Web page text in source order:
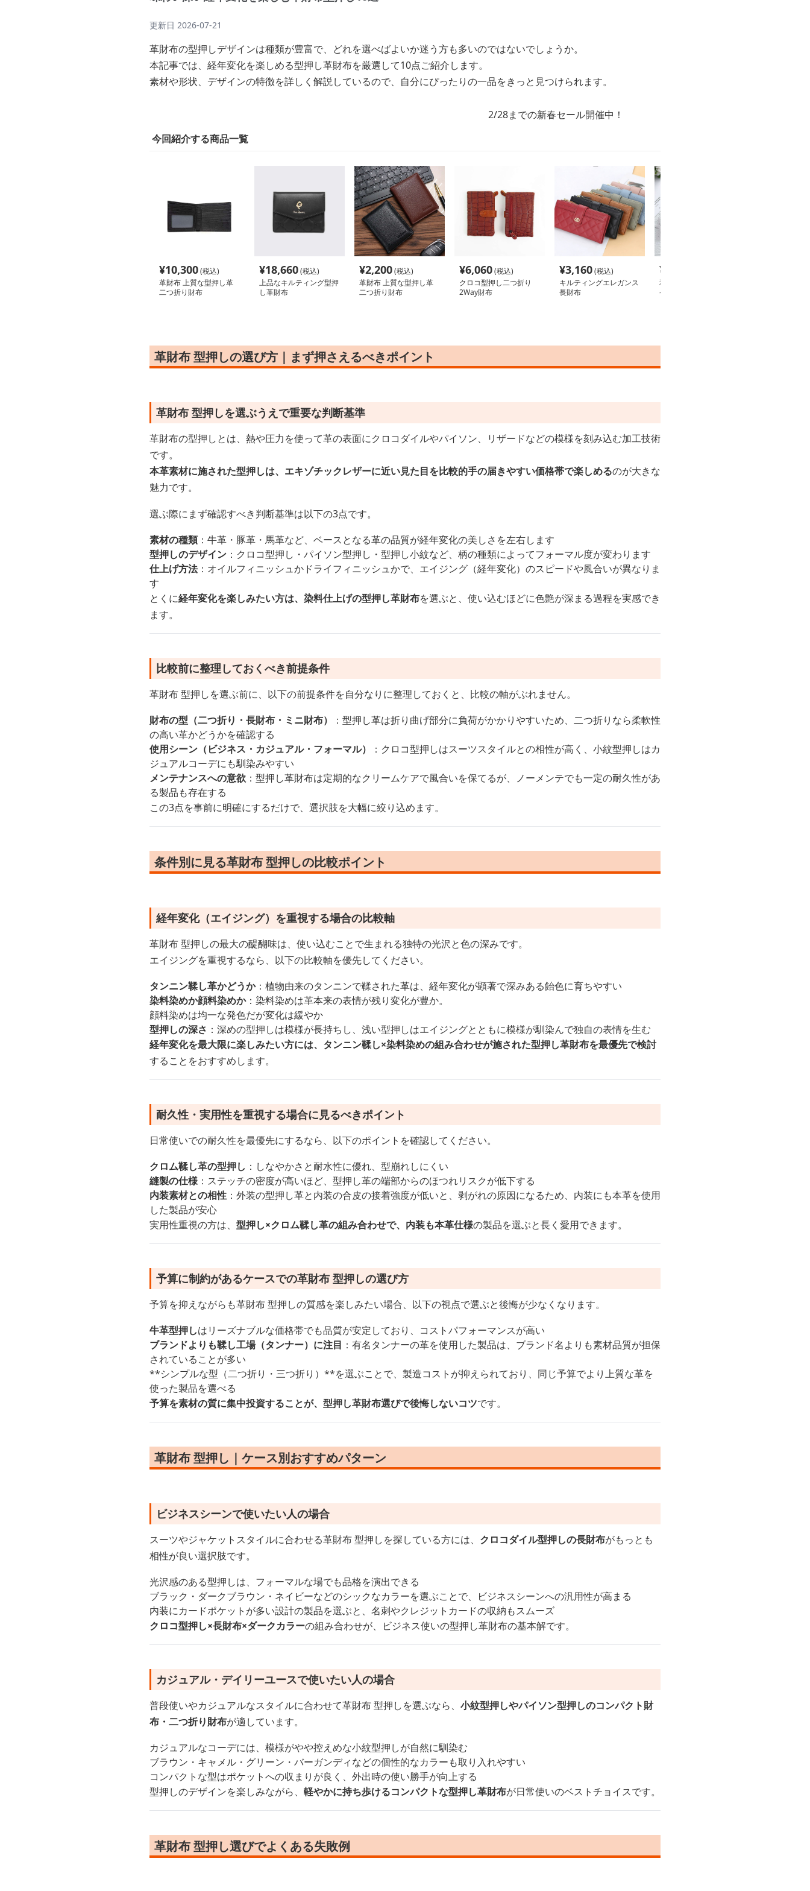
更新日 2026-07-21
革財布の型押しデザインは種類が豊富で、どれを選べばよいか迷う方も多いのではないでしょうか。
本記事では、経年変化を楽しめる型押し革財布を厳選して10点ご紹介します。
素材や形状、デザインの特徴を詳しく解説しているので、自分にぴったりの一品をきっと見つけられます。
2/28までの新春セール開催中！
今回紹介する商品一覧
¥10,300(税込)
革財布 上質な型押し革
二つ折り財布
¥18,660(税込)
上品なキルティング型押
し革財布
¥2,200(税込)
革財布 上質な型押し革
二つ折り財布
¥6,060(税込)
クロコ型押し二つ折り
2Way財布
¥3,160(税込)
キルティングエレガンス
長財布
¥
和紙風型押し革 コイン
ケース
革財布 型押しの選び方｜まず押さえるべきポイント
革財布 型押しを選ぶうえで重要な判断基準
革財布の型押しとは、熱や圧力を使って革の表面にクロコダイルやパイソン、リザードなどの模様を刻み込む加工技術
です。
本革素材に施された型押しは、エキゾチックレザーに近い見た目を比較的手の届きやすい価格帯で楽しめるのが大きな
魅力です。
選ぶ際にまず確認すべき判断基準は以下の3点です。
素材の種類：牛革・豚革・馬革など、ベースとなる革の品質が経年変化の美しさを左右します
型押しのデザイン ：クロコ型押し・パイソン型押し・型押し小紋など、柄の種類によってフォーマル度が変わります
仕上げ方法：オイルフィニッシュかドライフィニッシュかで、エイジング（経年変化）のスピードや風合いが異なりま
す
とくに経年変化を楽しみたい方は、染料仕上げの型押し革財布を選ぶと、使い込むほどに色艶が深まる過程を実感でき
ます。
比較前に整理しておくべき前提条件
革財布 型押しを選ぶ前に、以下の前提条件を自分なりに整理しておくと、比較の軸がぶれません。
財布の型（二つ折り・長財布・ミニ財布）
：型押し革は折り曲げ部分に負荷がかかりやすいため、二つ折りなら柔軟性
の高い革かどうかを確認する
使用シーン（ビジネス・カジュアル・フォーマル）
：クロコ型押しはスーツスタイルとの相性が高く、小紋型押しはカ
ジュアルコーデにも馴染みやすい
メンテナンスへの意欲 ：型押し革財布は定期的なクリームケアで風合いを保てるが、ノーメンテでも一定の耐久性があ
る製品も存在する
この3点を事前に明確にするだけで、選択肢を大幅に絞り込めます。
条件別に見る革財布 型押しの比較ポイント
経年変化（エイジング）を重視する場合の比較軸
革財布 型押しの最大の醍醐味は、使い込むことで生まれる独特の光沢と色の深みです。
エイジングを重視するなら、以下の比較軸を優先してください。
タンニン鞣し革かどうか：植物由来のタンニンで鞣された革は、経年変化が顕著で深みある飴色に育ちやすい
染料染めか顔料染めか：染料染めは革本来の表情が残り変化が豊か。
顔料染めは均一な発色だが変化は緩やか
型押しの深さ ：深めの型押しは模様が長持ちし、浅い型押しはエイジングとともに模様が馴染んで独自の表情を生む
経年変化を最大限に楽しみたい方には、タンニン鞣し×染料染めの組み合わせが施された型押し革財布を最優先で検討
することをおすすめします。
耐久性・実用性を重視する場合に見るべきポイント
日常使いでの耐久性を最優先にするなら、以下のポイントを確認してください。
クロム鞣し革の型押し ：しなやかさと耐水性に優れ、型崩れしにくい
縫製の仕様：ステッチの密度が高いほど、型押し革の端部からのほつれリスクが低下する
内装素材との相性 ：外装の型押し革と内装の合皮の接着強度が低いと、剥がれの原因になるため、内装にも本革を使用
した製品が安心
実用性重視の方は、 型押し×クロム鞣し革の組み合わせで、内装も本革仕様の製品を選ぶと長く愛用できます。
予算に制約があるケースでの革財布 型押しの選び方
予算を抑えながらも革財布 型押しの質感を楽しみたい場合、以下の視点で選ぶと後悔が少なくなります。
牛革型押しはリーズナブルな価格帯でも品質が安定しており、コストパフォーマンスが高い
ブランドよりも鞣し工場（タンナー）に注目 ：有名タンナーの革を使用した製品は、ブランド名よりも素材品質が担保
されていることが多い
**シンプルな型（二つ折り・三つ折り）**を選ぶことで、製造コストが抑えられており、同じ予算でより上質な革を
使った製品を選べる
予算を素材の質に集中投資することが、型押し革財布選びで後悔しないコツです。
革財布 型押し｜ケース別おすすめパターン
ビジネスシーンで使いたい人の場合
スーツやジャケットスタイルに合わせる革財布 型押しを探している方には、 クロコダイル型押しの長財布がもっとも
相性が良い選択肢です。
光沢感のある型押しは、フォーマルな場でも品格を演出できる
ブラック・ダークブラウン・ネイビーなどのシックなカラーを選ぶことで、ビジネスシーンへの汎用性が高まる
内装にカードポケットが多い設計の製品を選ぶと、名刺やクレジットカードの収納もスムーズ
クロコ型押し×長財布×ダークカラーの組み合わせが、ビジネス使いの型押し革財布の基本解です。
カジュアル・デイリーユースで使いたい人の場合
普段使いやカジュアルなスタイルに合わせて革財布 型押しを選ぶなら、 小紋型押しやパイソン型押しのコンパクト財
布・二つ折り財布が適しています。
カジュアルなコーデには、模様がやや控えめな小紋型押しが自然に馴染む
ブラウン・キャメル・グリーン・バーガンディなどの個性的なカラーも取り入れやすい
コンパクトな型はポケットへの収まりが良く、外出時の使い勝手が向上する
型押しのデザインを楽しみながら、 軽やかに持ち歩けるコンパクトな型押し革財布が日常使いのベストチョイスです。
革財布 型押し選びでよくある失敗例